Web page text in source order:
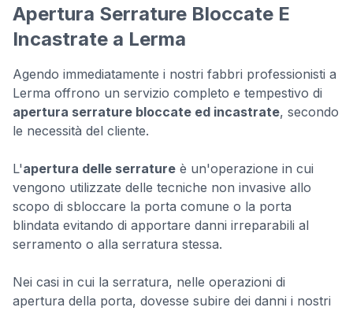
Apertura Serrature Bloccate E
Incastrate a Lerma
Agendo immediatamente i nostri fabbri professionisti a
Lerma offrono un servizio completo e tempestivo di
apertura serrature bloccate ed incastrate, secondo
le necessità del cliente.
L'apertura delle serrature è un'operazione in cui
vengono utilizzate delle tecniche non invasive allo
scopo di sbloccare la porta comune o la porta
blindata evitando di apportare danni irreparabili al
serramento o alla serratura stessa.
Nei casi in cui la serratura, nelle operazioni di
apertura della porta, dovesse subire dei danni i nostri